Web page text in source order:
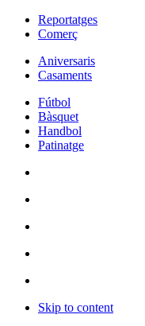
Reportatges
Comerç
Aniversaris
Casaments
Fútbol
Bàsquet
Handbol
Patinatge
Skip to content